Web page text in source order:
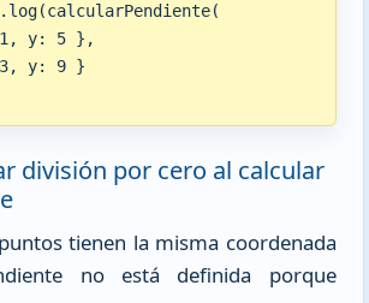
y: 5 },
y: 9 }
división por cero al calcular
tienen la misma coordenada
no está definida porque